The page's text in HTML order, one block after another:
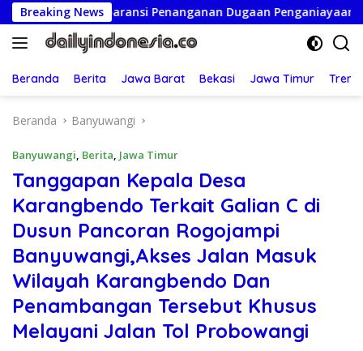
Langsung
ke
konten
Breaking News
Penanganan Dugaan Penganiayaan Ketua
Beranda Berita Jawa Barat Bekasi Jawa Timur
Beranda Banyuwangi
Banyuwangi, Berita, Jawa Timur
Tanggapan Kepala Desa
Karangbendo Terkait Galian C di
Dusun Pancoran Rogojampi
Banyuwangi,Akses Jalan Masuk
Wilayah Karangbendo Dan
Penambangan Tersebut Khusus
Melayani Jalan Tol Probowangi